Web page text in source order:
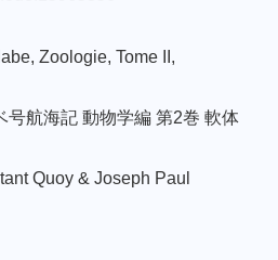
Zoologie, Tome II,
航海記 動物学編 第2巻 軟体
Quoy & Joseph Paul